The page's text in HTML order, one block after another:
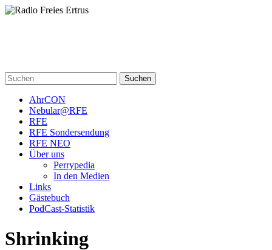
Skip
Suchen
AhrCON
Nebular@RFE
RFE
RFE Sondersendung
RFE NEO
Über uns
Perrypedia
In den Medien
Links
Gästebuch
PodCast-Statistik
Shrinking